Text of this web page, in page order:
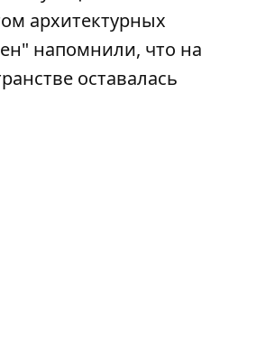
архитектурных
напомнили, что на
оставалась